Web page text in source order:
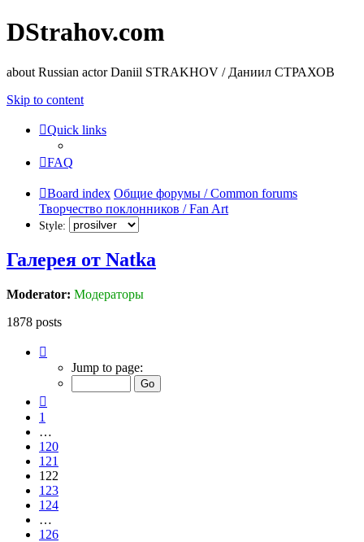
DStrahov.com
about Russian actor Daniil STRAKHOV / Даниил СТРАХОВ
Skip to content
Quick links
FAQ
Board index Общие форумы / Common forums
Творчество поклонников / Fan Art
Style:
Галерея от Natka
Moderator: Модераторы
1878 posts
122
Jump to page:
1
…
120
121
122
123
124
…
126